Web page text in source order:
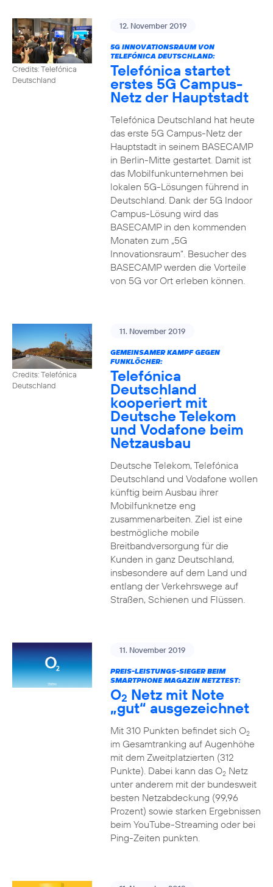
Credits: Telefónica
Deutschland
12. November 2019
5G INNOVATIONSRAUM VON
TELEFÓNICA DEUTSCHLAND:
Telefónica startet
erstes 5G Campus-
Netz der Hauptstadt
Telefónica Deutschland hat heute
das erste 5G Campus-Netz der
Hauptstadt in seinem BASECAMP
in Berlin-Mitte gestartet. Damit ist
das Mobilfunkunternehmen bei
lokalen 5G-Lösungen führend in
Deutschland. Dank der 5G Indoor
Campus-Lösung wird das
BASECAMP in den kommenden
Monaten zum „5G
Innovationsraum“. Besucher des
BASECAMP werden die Vorteile
von 5G vor Ort erleben können.
Credits: Telefónica
Deutschland
11. November 2019
GEMEINSAMER KAMPF GEGEN
FUNKLÖCHER:
Telefónica
Deutschland
kooperiert mit
Deutsche Telekom
und Vodafone beim
Netzausbau
Deutsche Telekom, Telefónica
Deutschland und Vodafone wollen
künftig beim Ausbau ihrer
Mobilfunknetze eng
zusammenarbeiten. Ziel ist eine
bestmögliche mobile
Breitbandversorgung für die
Kunden in ganz Deutschland,
insbesondere auf dem Land und
entlang der Verkehrswege auf
Straßen, Schienen und Flüssen.
11. November 2019
PREIS-LEISTUNGS-SIEGER BEIM
SMARTPHONE MAGAZIN NETZTEST:
O2 Netz mit Note
„gut“ ausgezeichnet
Mit 310 Punkten befindet sich O2
im Gesamtranking auf Augenhöhe
mit dem Zweitplatzierten (312
Punkte). Dabei kann das O2Netz
unter anderem mit der bundesweit
besten Netzabdeckung (99,96
Prozent) sowie starken Ergebnissen
beim YouTube-Streaming oder bei
Ping-Zeiten punkten.